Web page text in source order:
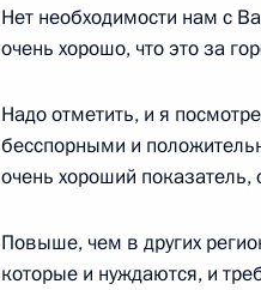
Лукашенко
4 марта 2022 года, 13:30
3 марта 2022 года,
3 марта 2022 года, 19:50
Нет необходимости нам с
очень хорошо, что это за
Надо отметить, и я
бесспорными и
очень хороший
Повыше, чем в других
которые и нуждаются, и